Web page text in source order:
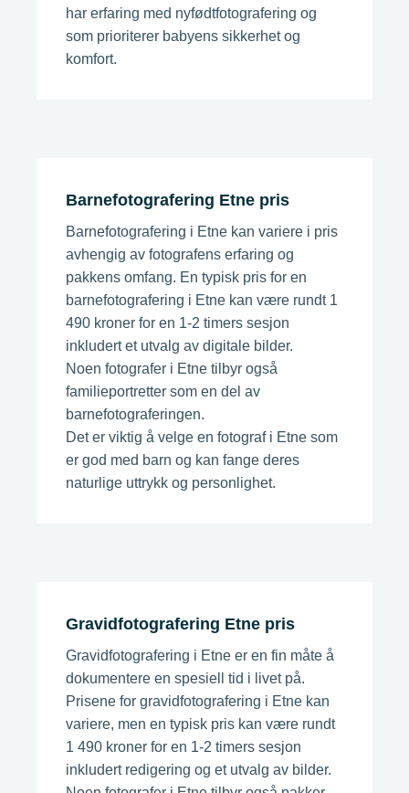
har erfaring med nyfødtfotografering og
som prioriterer babyens sikkerhet og
komfort.
Barnefotografering Etne pris
Barnefotografering i Etne kan variere i pris
avhengig av fotografens erfaring og
pakkens omfang. En typisk pris for en
barnefotografering i Etne kan være rundt 1
490 kroner for en 1-2 timers sesjon
inkludert et utvalg av digitale bilder.
Noen fotografer i Etne tilbyr også
familieportretter som en del av
barnefotograferingen.
Det er viktig å velge en fotograf i Etne som
er god med barn og kan fange deres
naturlige uttrykk og personlighet.
Gravidfotografering Etne pris
Gravidfotografering i Etne er en fin måte å
dokumentere en spesiell tid i livet på.
Prisene for gravidfotografering i Etne kan
variere, men en typisk pris kan være rundt
1 490 kroner for en 1-2 timers sesjon
inkludert redigering og et utvalg av bilder.